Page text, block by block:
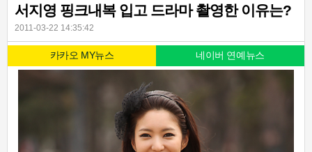
서지영 핑크내복 입고 드라마 촬영한 이유는?
2011-03-22 14:35:42
카카오 MY뉴스 네이버 연예뉴스